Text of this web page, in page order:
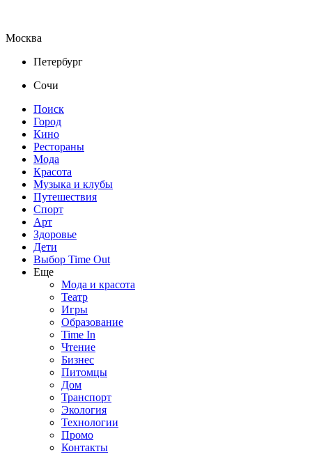
Москва
Петербург
Сочи
Поиск
Город
Кино
Рестораны
Мода
Красота
Музыка и клубы
Путешествия
Спорт
Арт
Здоровье
Дети
Выбор Time Out
Еще
Мода и красота
Театр
Игры
Образование
Time In
Чтение
Бизнес
Питомцы
Дом
Транспорт
Экология
Технологии
Промо
Контакты